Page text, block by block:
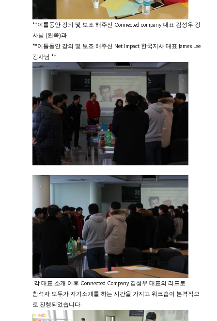
**이틀동안 강의 및 보조 해주신 Connected company 대표 김성우 강
사님 (왼쪽)과
**이틀동안 강의 및 보조 해주신 Net Impact 한국지사 대표 James Lee
강사님 **
각 대표 소개 이후 Connected Company 김성우 대표의 리드로
참석자 모두가 자기소개를 하는 시간을 가지고 워크숍이 본격적으
로 진행되었습니다.​